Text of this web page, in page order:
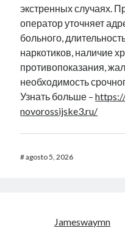
экстренных случаях.
оператор уточняет
больного,
наркотиков, наличие
противопоказания,
необходимость
Узнать больше –
novorossijske3.ru/
#agosto 5, 2026
Jameswaymn